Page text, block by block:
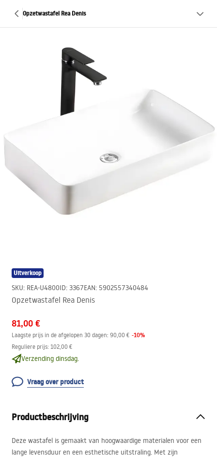
Opzetwastafel Rea Denis
Uitverkoop
SKU: REA-U4800ID: 3367EAN: 5902557340484
Opzetwastafel Rea Denis
81,00 €
Laagste prijs in de afgelopen 30 dagen: 90,00 € -10%
Reguliere prijs: 102,00 €
Verzending dinsdag.
Vraag over product
Productbeschrijving
Deze wastafel is gemaakt van hoogwaardige materialen voor een
lange levensduur en een esthetische uitstraling. Met zijn